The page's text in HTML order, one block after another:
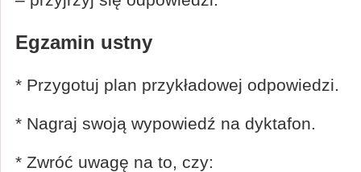
Egzamin ustny
* Przygotuj plan przykładowej odpowiedzi.
* Nagraj swoją wypowiedź na dyktafon.
* Zwróć uwagę na to, czy: